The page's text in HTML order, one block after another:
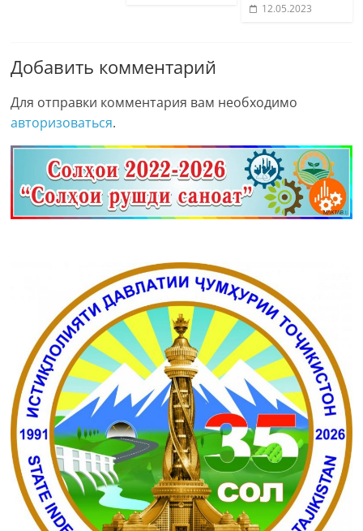
12.05.2023
Добавить комментарий
Для отправки комментария вам необходимо
авторизоваться.